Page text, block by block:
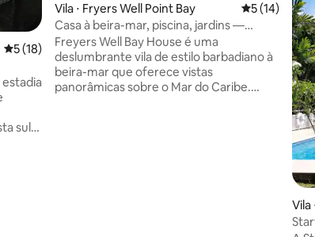
5 de uma avaliação média de 5, 18 avaliações
5 (18)
sul
Vila ⋅ Fryers Well Point Bay 5 de uma
5 (14)
Casa à beira-mar, piscina, jardins —
Freyers Well Bay
Freyers Well Bay House é uma
deslumbrante vila de estilo barbadiano à
beira-mar que oferece vistas
panorâmicas sobre o Mar do Caribe.
Vila